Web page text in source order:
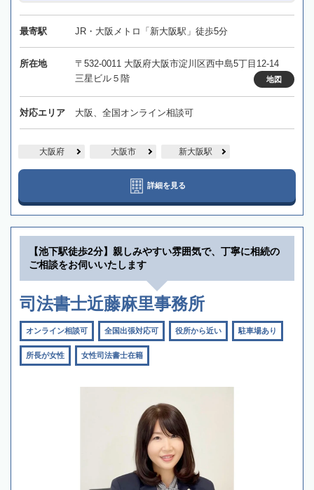
最寄駅 JR・大阪メトロ「新大阪駅」徒歩5分
所在地
〒532-0011 大阪府大阪市淀川区西中島5丁目12-14
三星ビル５階
地図
対応エリア 大阪、全国オンライン相談可
大阪府 大阪市 新大阪駅
詳細を見る
【池下駅徒歩2分】親しみやすい雰囲気で、丁寧に相続の
ご相談をお伺いいたします
司法書士近藤麻里事務所
オンライン相談可 全国出張対応可 役所から近い 駐車場あり
所長が女性 女性司法書士在籍